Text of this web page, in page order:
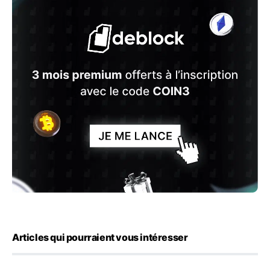
Articles qui pourraient vous intéresser